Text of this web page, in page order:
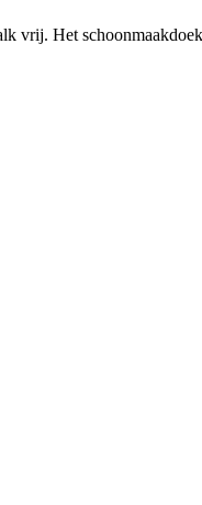
vrij. Het